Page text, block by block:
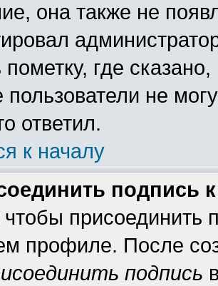
она также не
пометку, где
не
ответил.
к началу
подпись
чтобы присоединить
профиле. После
подпись